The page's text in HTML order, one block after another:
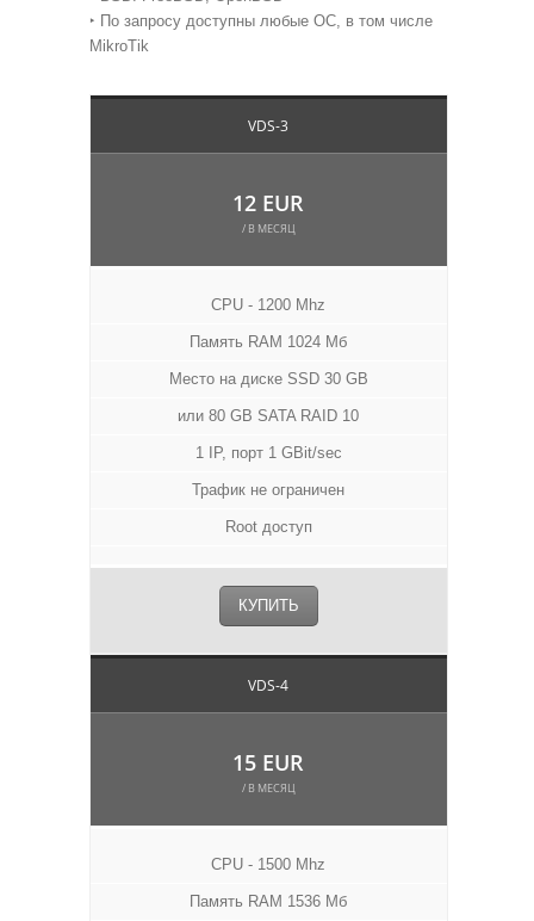
‣ По запросу доступны любые ОС, в том числе
MikroTik
VDS-3
12 EUR
/ В МЕСЯЦ
CPU - 1200 Mhz
Память RAM 1024 Мб
Место на диске SSD 30 GB
или 80 GB SATA RAID 10
1 IP, порт 1 GBit/sec
Трафик не ограничен
Root доступ
КУПИТЬ
VDS-4
15 EUR
/ В МЕСЯЦ
CPU - 1500 Mhz
Память RAM 1536 Мб